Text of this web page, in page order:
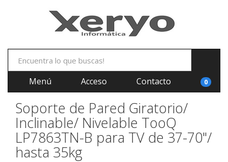
Menú Acceso Contacto 0
Soporte de Pared Giratorio/
Inclinable/ Nivelable TooQ
LP7863TN-B para TV de 37-70"/
hasta 35kg